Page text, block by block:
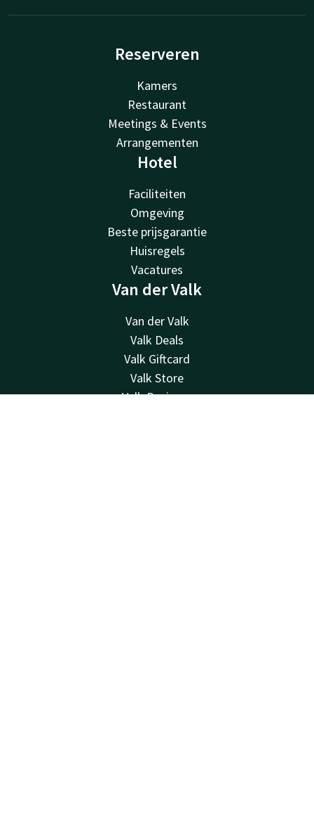
Reserveren
Kamers
Restaurant
Meetings & Events
Arrangementen
Hotel
Faciliteiten
Omgeving
Beste prijsgarantie
Huisregels
Vacatures
Van der Valk
Van der Valk
Valk Deals
Valk Giftcard
Valk Store
Valk Business